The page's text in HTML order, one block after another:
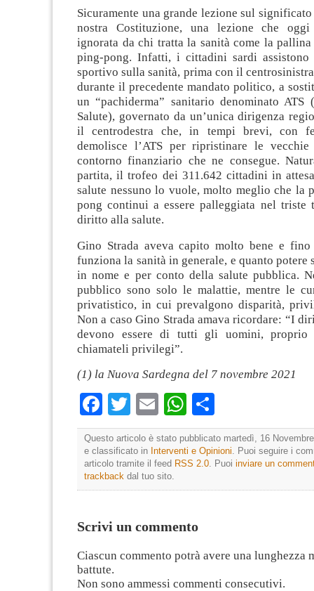
Sicuramente una grande lezione sul
nostra Costituzione, una lezione che oggi
ignorata da chi tratta la sanità come la
ping-pong. Infatti, i cittadini sardi
sportivo sulla sanità, prima con il
durante il precedente mandato politico, a
un “pachiderma” sanitario denominato ATS
Salute), governato da un’unica dirigenza
il centrodestra che, in tempi brevi, con
demolisce l’ATS per ripristinare le
contorno finanziario che ne consegue.
partita, il trofeo dei 311.642 cittadini in
salute nessuno lo vuole, molto meglio che la
pong continui a essere palleggiata nel triste
diritto alla salute.
Gino Strada aveva capito molto bene e
funziona la sanità in generale, e quanto potere
in nome e per conto della salute pubblica.
pubblico sono solo le malattie, mentre le
privatistico, in cui prevalgono disparità,
Non a caso Gino Strada amava ricordare: “I
devono essere di tutti gli uomini,
chiamateli privilegi”.
(1) la Nuova Sardegna del 7 novembre 2021
Facebook
TwitterEmailWhatsApp
Questo articolo è stato pubblicato martedì, 16
e classificato in Interventi e Opinioni . Puoi seguire i
articolo tramite il feed RSS 2.0 . Puoi inviare un
trackback dal tuo sito.
Scrivi un commento
Ciascun commento potrà avere una lunghezza
battute.
Non sono ammessi commenti consecutivi.